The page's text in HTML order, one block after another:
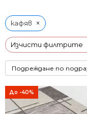
Изчисти филтрите
кафяв ×
До -40%